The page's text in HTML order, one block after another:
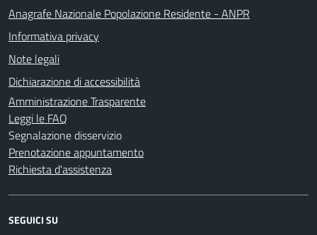
Anagrafe Nazionale Popolazione Residente - ANPR
Informativa privacy
Note legali
Dichiarazione di accessibilità
Amministrazione Trasparente
Leggi le FAQ
Segnalazione disservizio
Prenotazione appuntamento
Richiesta d'assistenza
SEGUICI SU